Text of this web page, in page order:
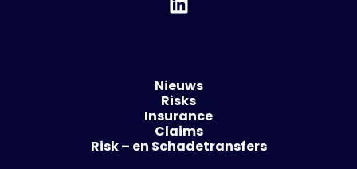
Nieuws
Risks
Insurance
Claims
Risk – en Schadetransfers